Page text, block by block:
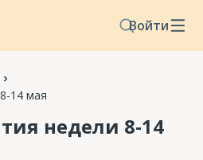
Войти
14 мая
недели 8-14